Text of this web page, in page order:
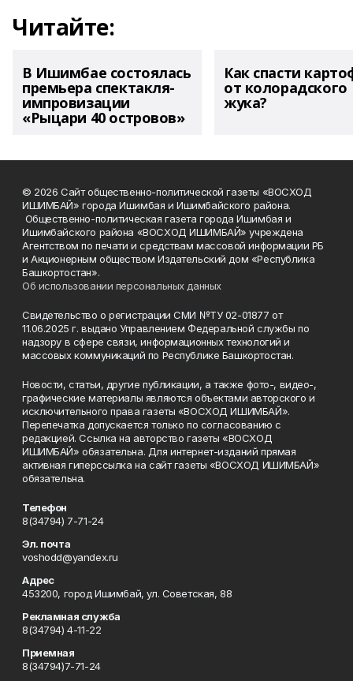
Читайте:
В Ишимбае состоялась
премьера спектакля-
импровизации
«Рыцари 40 островов»
Как спасти
от колорадского
жука?
© 2026 Сайт общественно-политической газеты «ВОСХОД
ИШИМБАЙ» города Ишимбая и Ишимбайского района.
Общественно-политическая газета города Ишимбая и
Ишимбайского района «ВОСХОД ИШИМБАЙ» учреждена
Агентством по печати и средствам массовой информации РБ
и Акционерным обществом Издательский дом «Республика
Башкортостан».
Об использовании персональных данных
Свидетельство о регистрации СМИ №ТУ 02-01877 от
11.06.2025 г. выдано Управлением Федеральной службы по
надзору в сфере связи, информационных технологий и
массовых коммуникаций по Республике Башкортостан.
Новости, статьи, другие публикации, а также фото-, видео-,
графические материалы являются объектами авторского и
исключительного права газеты «ВОСХОД ИШИМБАЙ».
Перепечатка допускается только по согласованию с
редакцией. Ссылка на авторство газеты «ВОСХОД
ИШИМБАЙ» обязательна. Для интернет-изданий прямая
активная гиперссылка на сайт газеты «ВОСХОД ИШИМБАЙ»
обязательна.
Телефон
8(34794) 7-71-24
Эл. почта
voshodd@yandex.ru
Адрес
453200, город Ишимбай, ул. Советская, 88
Рекламная служба
8(34794) 4-11-22
Приемная
8(34794)7-71-24